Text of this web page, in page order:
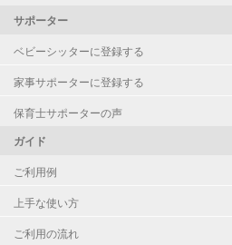
サポーター
ベビーシッターに登録する
家事サポーターに登録する
保育士サポーターの声
ガイド
ご利用例
上手な使い方
ご利用の流れ